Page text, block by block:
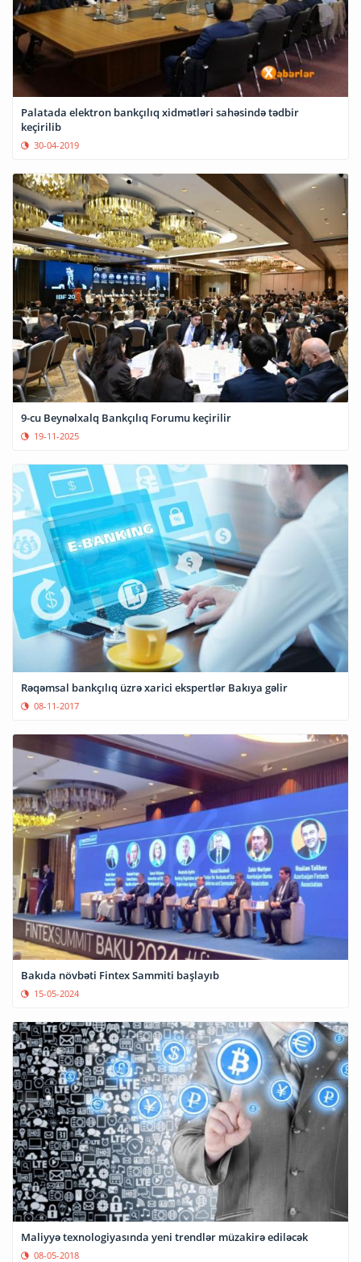
Palatada elektron bankçılıq xidmətləri sahəsində tədbir
keçirilib
30-04-2019
9-cu Beynəlxalq Bankçılıq Forumu keçirilir
19-11-2025
Rəqəmsal bankçılıq üzrə xarici ekspertlər Bakıya gəlir
08-11-2017
Bakıda növbəti Fintex Sammiti başlayıb
15-05-2024
Maliyyə texnologiyasında yeni trendlər müzakirə ediləcək
08-05-2018